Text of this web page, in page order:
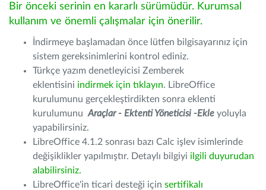
Bir önceki serinin en kararlı sürümüdür. Kurumsal
kullanım ve önemli çalışmalar için önerilir.
İndirmeye başlamadan önce lütfen bilgisayarınız için
sistem gereksinimlerini kontrol ediniz.
Türkçe yazım denetleyicisi Zemberek
eklentisini indirmek için tıklayın. LibreOffice
kurulumunu gerçekleştirdikten sonra eklenti
kurulumunu Araçlar - Ektenti Yöneticisi -Ekle yoluyla
yapabilirsiniz.
LibreOffice 4.1.2 sonrası bazı Calc işlev isimlerinde
değişiklikler yapılmıştır. Detaylı bilgiyi ilgili duyurudan
alabilirsiniz.
LibreOffice'in ticari desteği için sertifikalı